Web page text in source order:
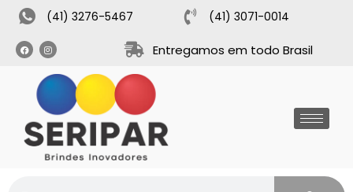
(41) 3276-5467 (41) 3071-0014
Entregamos em todo Brasil